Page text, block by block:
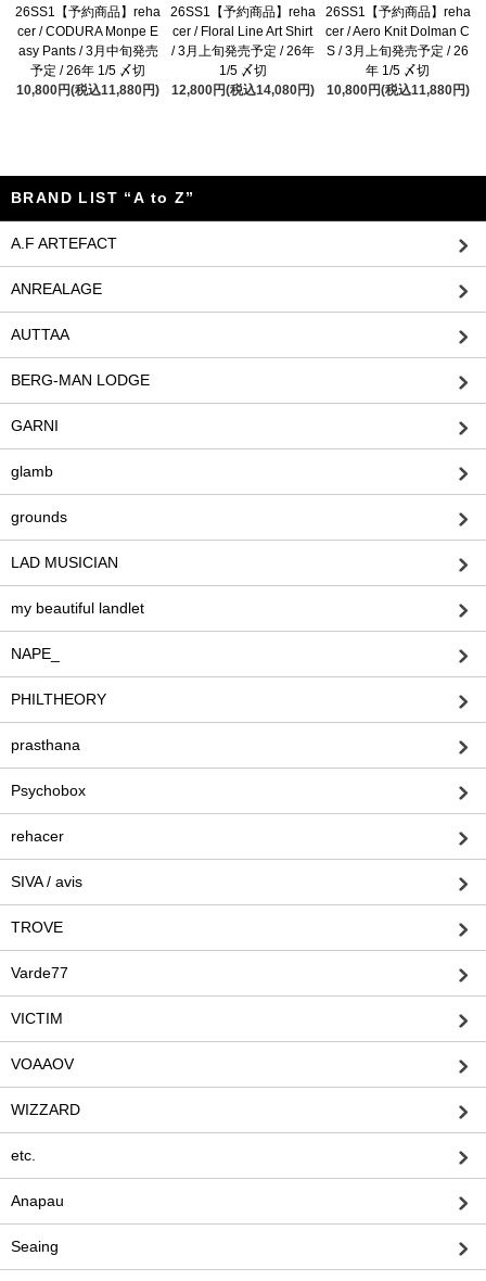
26SS1【予約商品】reha
cer / CODURA Monpe E
asy Pants / 3月中旬発売
予定 / 26年 1/5 〆切
10,800円(税込11,880円)
26SS1【予約商品】reha
cer / Floral Line Art Shirt
/ 3月上旬発売予定 / 26年
1/5 〆切
12,800円(税込14,080円)
26SS1【予約商品】reha
cer / Aero Knit Dolman C
S / 3月上旬発売予定 / 26
年 1/5 〆切
10,800円(税込11,880円)
BRAND LIST “A to Z”
A.F ARTEFACT
ANREALAGE
AUTTAA
BERG-MAN LODGE
GARNI
glamb
grounds
LAD MUSICIAN
my beautiful landlet
NAPE_
PHILTHEORY
prasthana
Psychobox
rehacer
SIVA / avis
TROVE
Varde77
VICTIM
VOAAOV
WIZZARD
etc.
Anapau
Seaing